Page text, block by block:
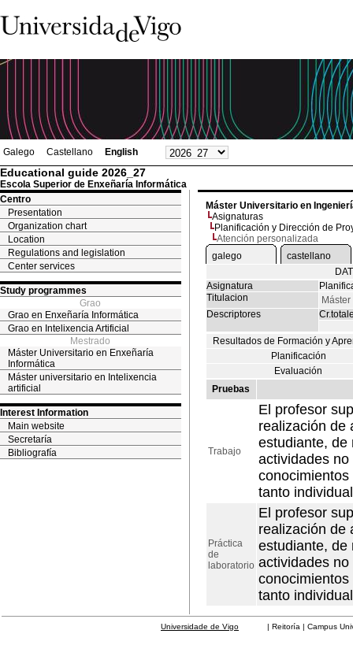
Galego Castellano English
Educational guide 2026_27
Escola Superior de Enxeñaría Informática
Centro
Presentation
Organization chart
Location
Regulations and legislation
Center services
Study programmes
Grao
Grao en Enxeñaría Informática
Grao en Intelixencia Artificial
Mestrado
Máster Universitario en Enxeñaría
Informática
Máster universitario en Intelixencia
artificial
Interest Information
Main website
Secretaría
Bibliografía
Máster Universitario en
Asignaturas
Planificación y Dirección de
Atención personalizada
galego
castellano
Asignatura
Titulacion
Descriptores
Resultados de Formación y
Planificación
Evaluación
Pruebas
Trabajo
El profesor
realización de
estudiante, de
actividades
tanto
Práctica
de
laboratorio
El profesor
realización de
estudiante, de
actividades
tanto
Universidade de Vigo | Reitoría | Campus